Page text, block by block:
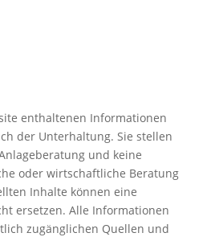
enthaltenen Informationen
der Unterhaltung. Sie stellen
und keine
oder wirtschaftliche Beratung
Inhalte können eine
ersetzen. Alle Informationen
zugänglichen Quellen und